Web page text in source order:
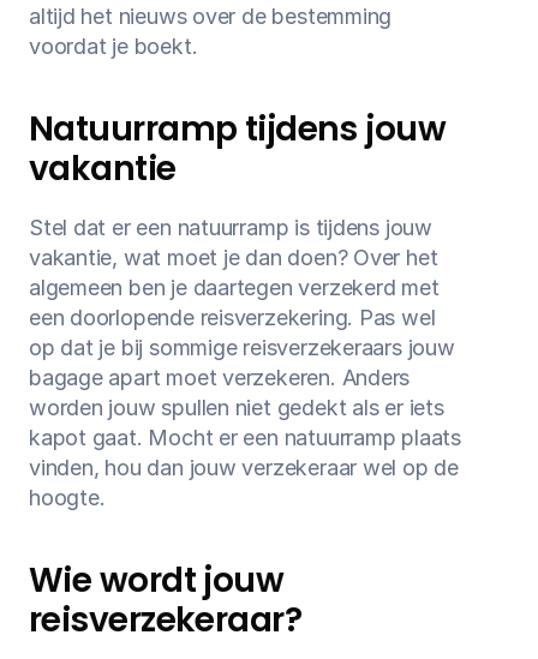
altijd het nieuws over de bestemming
voordat je boekt.
Natuurramp tijdens jouw
vakantie
Stel dat er een natuurramp is tijdens jouw
vakantie, wat moet je dan doen? Over het
algemeen ben je daartegen verzekerd met
een doorlopende reisverzekering. Pas wel
op dat je bij sommige reisverzekeraars jouw
bagage apart moet verzekeren. Anders
worden jouw spullen niet gedekt als er iets
kapot gaat. Mocht er een natuurramp plaats
vinden, hou dan jouw verzekeraar wel op de
hoogte.
Wie wordt jouw
reisverzekeraar?